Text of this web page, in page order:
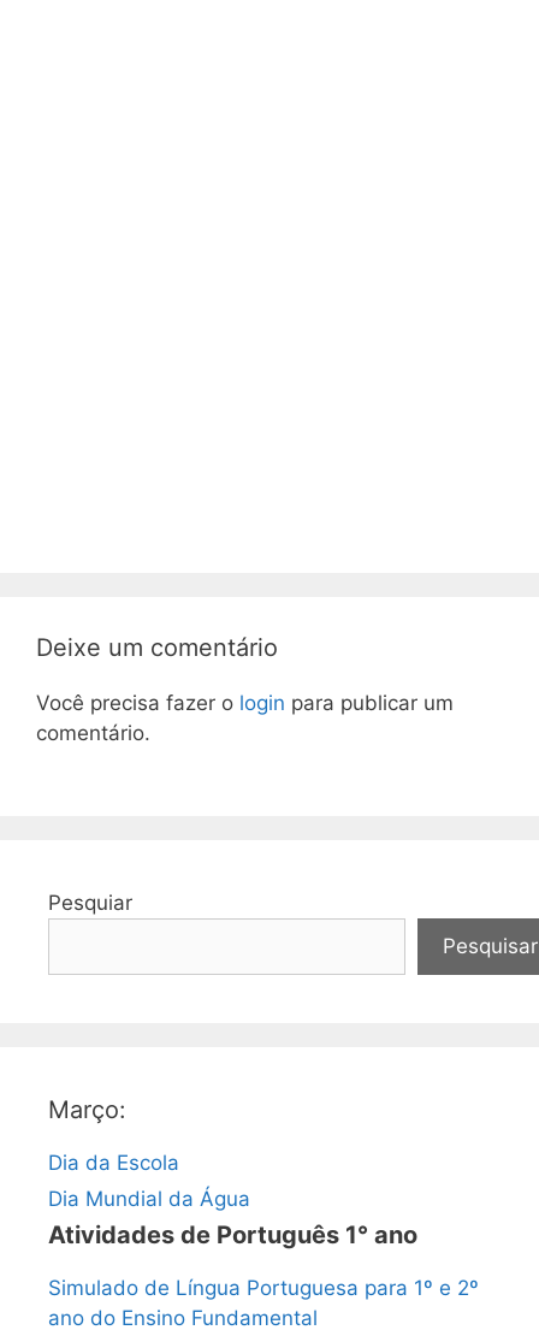
Deixe um comentário
Você precisa fazer o login para publicar um
comentário.
Pesquiar
Pesquisar
Março:
Dia da Escola
Dia Mundial da Água
Atividades de Português 1° ano
Simulado de Língua Portuguesa para 1º e 2º
ano do Ensino Fundamental